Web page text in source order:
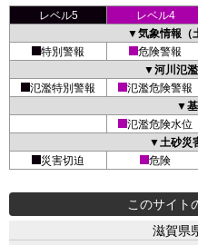
レベル5 レベル4
▼気象情報（
特別警報
危険警報
▼河川氾
氾濫特別警報
氾濫危険警報
▼
氾濫危険水位
▼土砂災
災害切迫
危険
このサイト
滋賀県